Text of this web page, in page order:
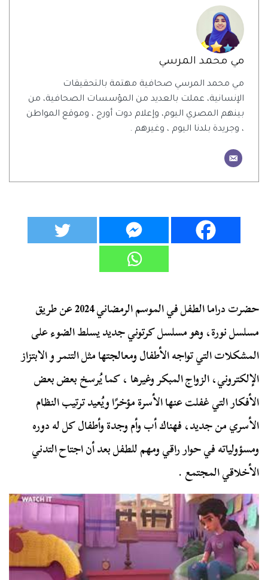
مي محمد المرسي
مي محمد المرسي صحافية مهتمة بالتحقيقات
الإنسانية، عملت بالعديد من المؤسسات الصحافية، من
بينهم المصري اليوم، وإعلام دوت أورج ، وموقع المواطن
، وجريدة بلدنا اليوم ، وغيرهم .
حضرت دراما الطفل في الموسم الرمضاني 2024 عن طريق
مسلسل نورة، وهو مسلسل كرتوني جديد يسلط الضوء على
المشكلات التي تواجه الأطفال ومعالجتها مثل التنمر و الابتزاز
الإلكتروني، الزواج المبكر وغيرها ، كما يُرسخ بعض بعض
الأفكار التي غفلت عنها الأسرة مؤخرًا ويُعيد ترتيب النظام
الأسري من جديد، فهناك أب وأم وجدة وأطفال كل له دوره
ومسؤولياته في حوار راقي ومهم للطفل بعد أن اجتاح التدني
الأخلاقي المجتمع .